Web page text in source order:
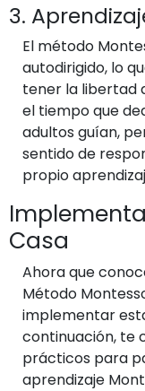
3.
El método
autodirigido, lo
tener la libertad
el tiempo que
adultos guían,
sentido de
propio
Casa
Ahora que
Método
implementar
continuación, te
prácticos para
aprendizaje